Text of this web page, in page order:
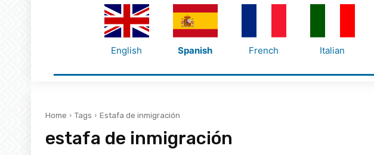
English Spanish French Italian
Home Tags Estafa de inmigración
estafa de inmigración